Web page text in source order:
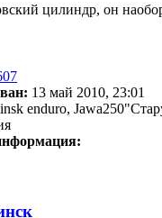
цилиндр, он
13 май 2010, 23:01
enduro,